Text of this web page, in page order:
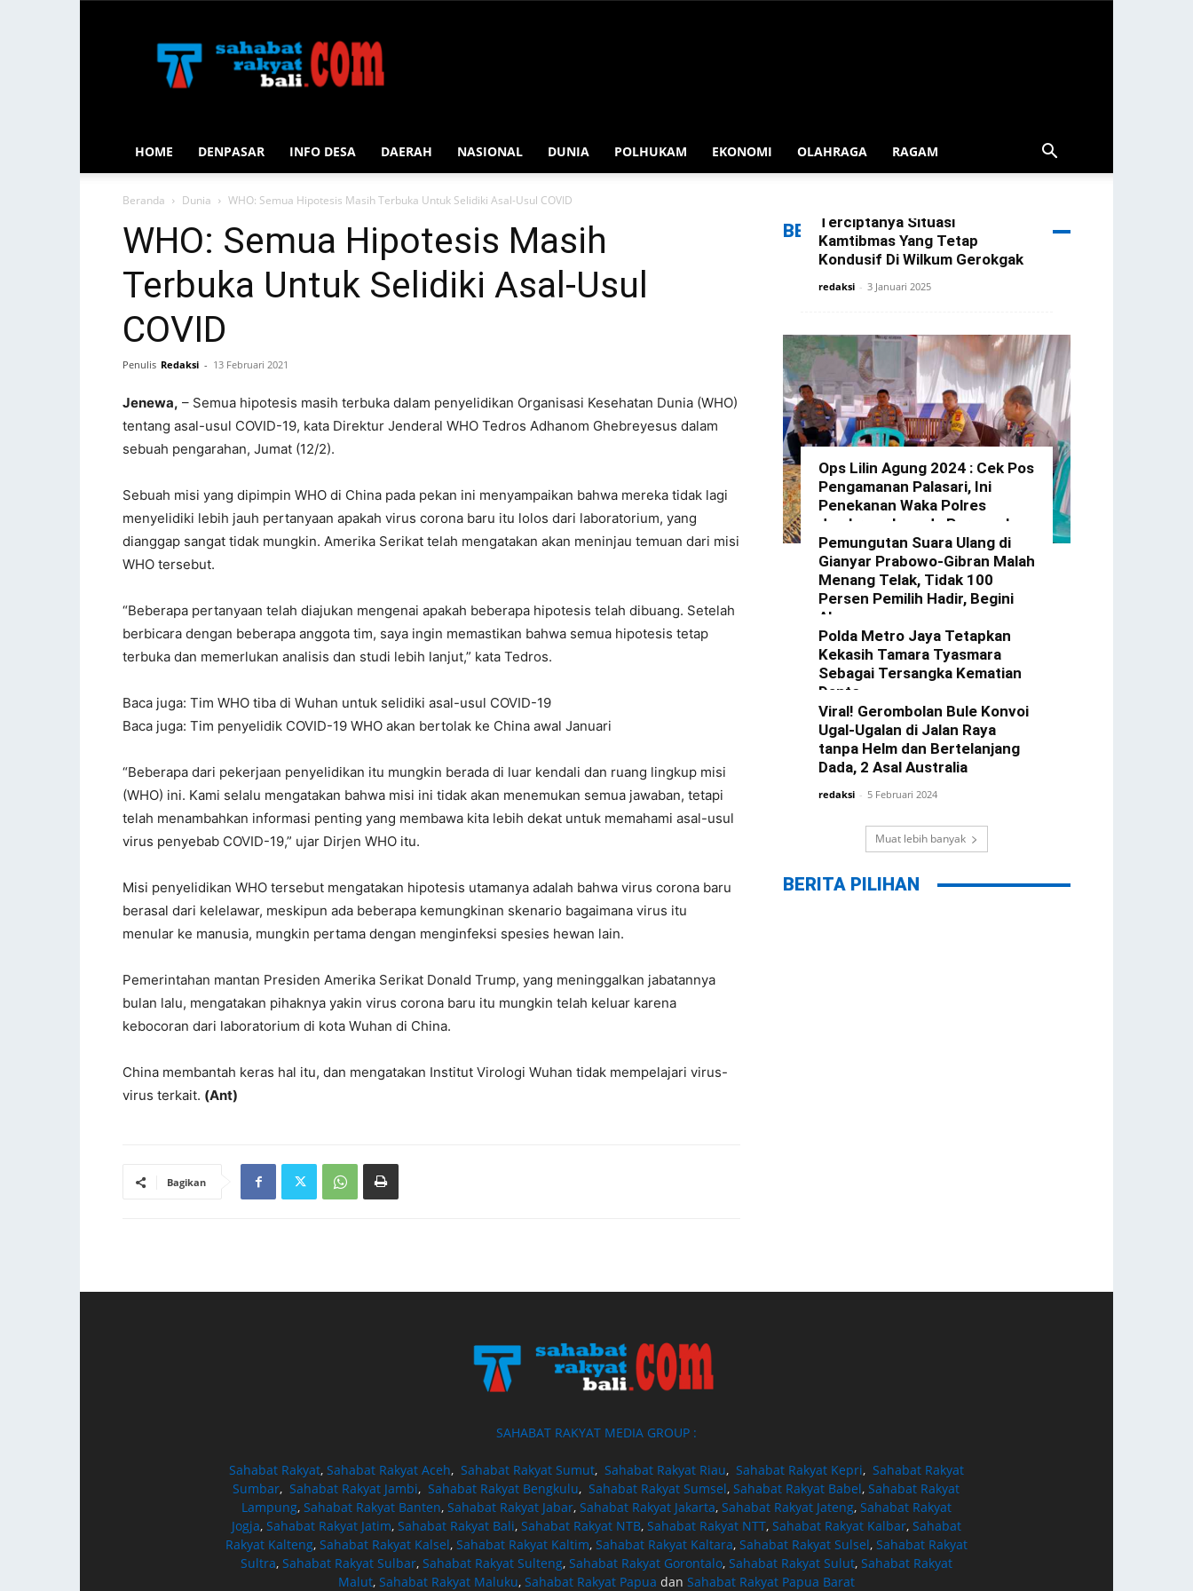
Rakyat
Bali
HOME DENPASAR INFO DESA DAERAH NASIONAL DUNIA POLHUKAM EKONOMI OLAHRAGA RAGAM
Beranda Dunia WHO: Semua Hipotesis Masih Terbuka Untuk Selidiki Asal-Usul COVID
WHO: Semua Hipotesis Masih
Terbuka Untuk Selidiki Asal-Usul
COVID
Penulis Redaksi - 13 Februari 2021
Jenewa, – Semua hipotesis masih terbuka dalam penyelidikan Organisasi Kesehatan Dunia (WHO)
tentang asal-usul COVID-19, kata Direktur Jenderal WHO Tedros Adhanom Ghebreyesus dalam
sebuah pengarahan, Jumat (12/2).
Sebuah misi yang dipimpin WHO di China pada pekan ini menyampaikan bahwa mereka tidak lagi
menyelidiki lebih jauh pertanyaan apakah virus corona baru itu lolos dari laboratorium, yang
dianggap sangat tidak mungkin. Amerika Serikat telah mengatakan akan meninjau temuan dari misi
WHO tersebut.
“Beberapa pertanyaan telah diajukan mengenai apakah beberapa hipotesis telah dibuang. Setelah
berbicara dengan beberapa anggota tim, saya ingin memastikan bahwa semua hipotesis tetap
terbuka dan memerlukan analisis dan studi lebih lanjut,” kata Tedros.
Baca juga: Tim WHO tiba di Wuhan untuk selidiki asal-usul COVID-19
Baca juga: Tim penyelidik COVID-19 WHO akan bertolak ke China awal Januari
“Beberapa dari pekerjaan penyelidikan itu mungkin berada di luar kendali dan ruang lingkup misi
(WHO) ini. Kami selalu mengatakan bahwa misi ini tidak akan menemukan semua jawaban, tetapi
telah menambahkan informasi penting yang membawa kita lebih dekat untuk memahami asal-usul
virus penyebab COVID-19,” ujar Dirjen WHO itu.
Misi penyelidikan WHO tersebut mengatakan hipotesis utamanya adalah bahwa virus corona baru
berasal dari kelelawar, meskipun ada beberapa kemungkinan skenario bagaimana virus itu
menular ke manusia, mungkin pertama dengan menginfeksi spesies hewan lain.
Pemerintahan mantan Presiden Amerika Serikat Donald Trump, yang meninggalkan jabatannya
bulan lalu, mengatakan pihaknya yakin virus corona baru itu mungkin telah keluar karena
kebocoran dari laboratorium di kota Wuhan di China.
China membantah keras hal itu, dan mengatakan Institut Virologi Wuhan tidak mempelajari virus-
virus terkait. (Ant)
Bagikan
BERITA TERBARU
Terciptanya Situasi
Kamtibmas Yang Tetap
Kondusif Di Wilkum Gerokgak
redaksi - 3 Januari 2025
Ops Lilin Agung 2024 : Cek Pos
Pengamanan Palasari, Ini
Penekanan Waka Polres
Jembrana kepada Personel
Yang Bertugas
redaksi - 23 Desember 2024
Pemungutan Suara Ulang di
Gianyar Prabowo-Gibran Malah
Menang Telak, Tidak 100
Persen Pemilih Hadir, Begini
Alasannya
redaksi - 22 Februari 2024
Polda Metro Jaya Tetapkan
Kekasih Tamara Tyasmara
Sebagai Tersangka Kematian
Dante
redaksi - 12 Februari 2024
Viral! Gerombolan Bule Konvoi
Ugal-Ugalan di Jalan Raya
tanpa Helm dan Bertelanjang
Dada, 2 Asal Australia
redaksi - 5 Februari 2024
Muat lebih banyak
BERITA PILIHAN
SAHABAT RAKYAT MEDIA GROUP :
Sahabat Rakyat, Sahabat Rakyat Aceh, Sahabat Rakyat Sumut, Sahabat Rakyat Riau, Sahabat Rakyat Kepri, Sahabat Rakyat
Sumbar,Sahabat Rakyat Jambi,Sahabat Rakyat Bengkulu,Sahabat Rakyat Sumsel,Sahabat Rakyat Babel,Sahabat Rakyat
Lampung, Sahabat Rakyat Banten, Sahabat Rakyat Jabar, Sahabat Rakyat Jakarta, Sahabat Rakyat Jateng, Sahabat Rakyat
Jogja, Sahabat Rakyat Jatim, Sahabat Rakyat Bali, Sahabat Rakyat NTB, Sahabat Rakyat NTT, Sahabat Rakyat Kalbar, Sahabat
Rakyat Kalteng, Sahabat Rakyat Kalsel, Sahabat Rakyat Kaltim, Sahabat Rakyat Kaltara, Sahabat Rakyat Sulsel, Sahabat Rakyat
Sultra, Sahabat Rakyat Sulbar, Sahabat Rakyat Sulteng, Sahabat Rakyat Gorontalo, Sahabat Rakyat Sulut, Sahabat Rakyat
Malut, Sahabat Rakyat Maluku, Sahabat Rakyat Papua dan Sahabat Rakyat Papua Barat